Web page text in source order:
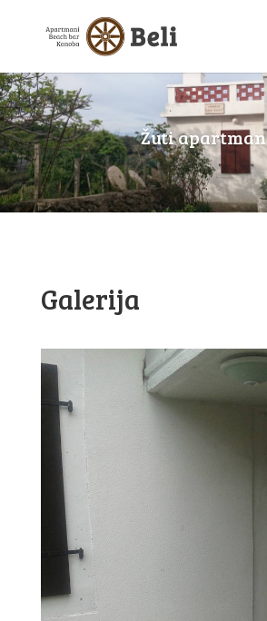
Žuti apartman
Galerija